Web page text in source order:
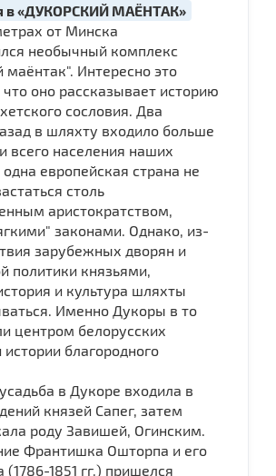
в «ДУКОРСКИЙ МАЁНТАК»
от Минска
необычный комплекс
маёнтак". Интересно это
оно рассказывает историю
сословия. Два
в шляхту входило больше
всего населения наших
европейская страна не
столь
аристократством,
законами. Однако, из-
зарубежных дворян и
политики князьями,
и культура шляхты
Именно Дукоры в то
центром белорусских
благородного
в Дукоре входила в
князей Сапег, затем
роду Завишей, Огинским.
Франтишка Ошторпа и его
1851 гг.) пришелся